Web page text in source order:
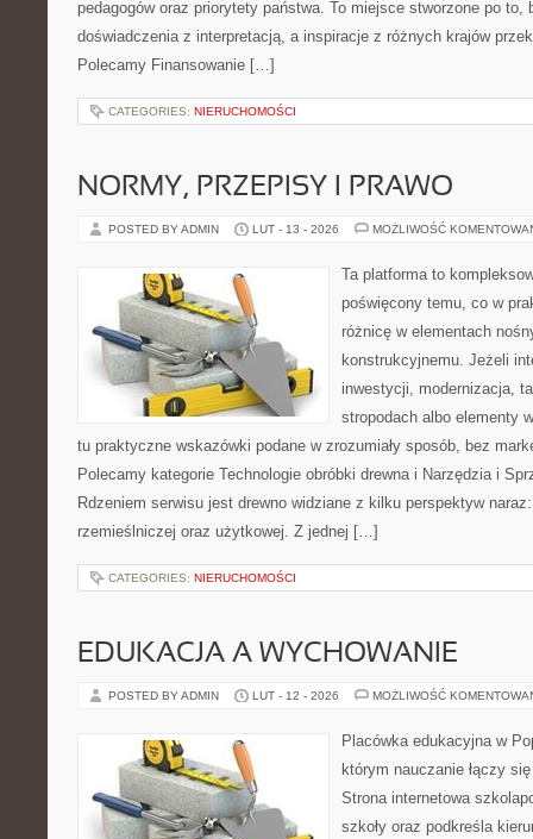
pedagogów oraz priorytety państwa. To miejsce stworzone po to,
doświadczenia z interpretacją, a inspiracje z różnych krajów
Polecamy Finansowanie […]
CATEGORIES: NIERUCHOMOŚCI
NORMY, PRZEPISY I PRAWO
POSTED BY ADMIN LUT - 13 - 2026 MOŻLIWOŚĆ
Ta platforma to
poświęcony temu, co w
różnicę w elementach
konstrukcyjnemu. Jeżeli
inwestycji, modernizacja,
stropodach albo elementy
tu praktyczne wskazówki podane w zrozumiały sposób, bez
Polecamy kategorie Technologie obróbki drewna i Narzędzia i
Rdzeniem serwisu jest drewno widziane z kilku perspektyw
rzemieślniczej oraz użytkowej. Z jednej […]
CATEGORIES: NIERUCHOMOŚCI
EDUKACJA A WYCHOWANIE
POSTED BY ADMIN LUT - 12 - 2026 MOŻLIWOŚĆ
Placówka edukacyjna w
którym nauczanie łączy
Strona internetowa
szkoły oraz podkreśla